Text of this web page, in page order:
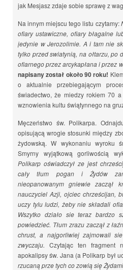
jak Mesjasz zdaje sobie sprawę z
Na innym miejscu tego listu czytamy:
ofiary ustawiczne, ofiary błagalne
jedynie w Jerozolimie. A i tam nie
tylko przed swiatynią, na ołtarzu, po
ofiarnego przez arcykapłana i przez
napisany został około 90 roku!
o aktualnie przebiegającym
świadectwo, że miedzy rokiem 70
wznowienia kultu świątynnego na
Męczeństwo św. Polikarpa.
opisującą wrogie stosunki między
żydowską. W wykonaniu wyroku
Smyrny wyjątkową gorliwością
Polikarp oświadczył ze jest
cały tłum pogan i Żydów
nieopanowanym gniewie zaczął
nauczyciel Azji, ojciec chrześcijan,
uczy tylu ludzi, żeby nie składali
Wszytko działo sie teraz bardzo
powiedzieć. Tłum zrazu zaczął z
chrust, a najgorliwiej zajmowali
zwyczaju. Czytając ten fragment
apokalipsy św. Jana (a Polikarp był
rzucaną prze tych co zowią się